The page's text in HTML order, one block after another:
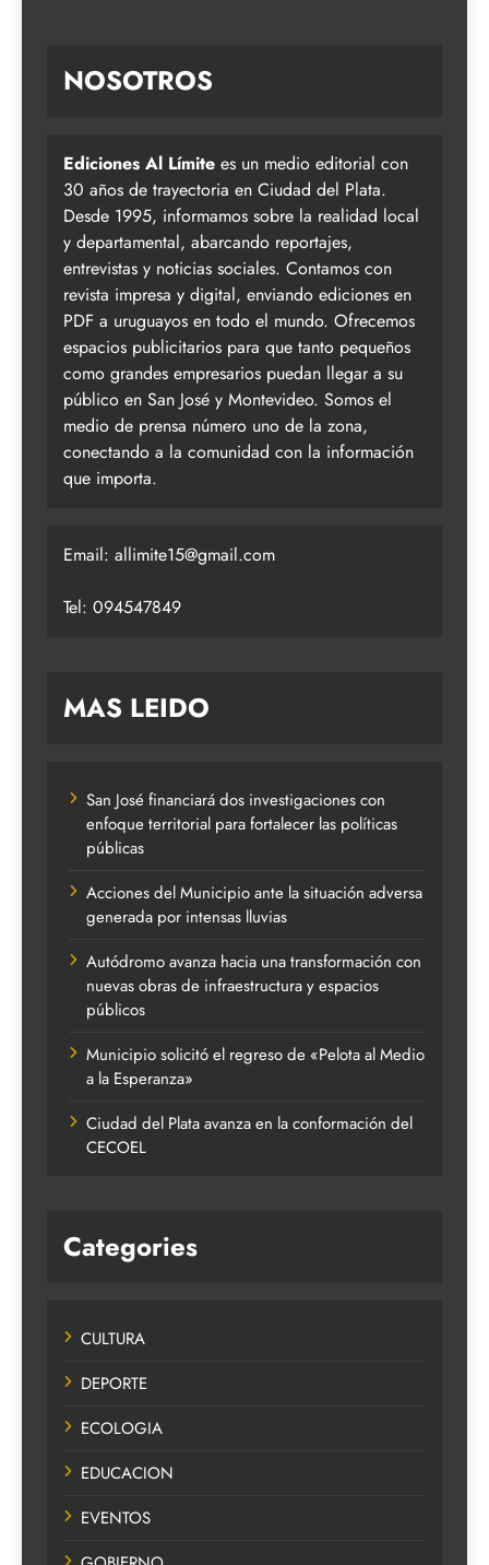
NOSOTROS
Ediciones Al Límite es un medio editorial con
30 años de trayectoria en Ciudad del Plata.
Desde 1995, informamos sobre la realidad local
y departamental, abarcando reportajes,
entrevistas y noticias sociales. Contamos con
revista impresa y digital, enviando ediciones en
PDF a uruguayos en todo el mundo. Ofrecemos
espacios publicitarios para que tanto pequeños
como grandes empresarios puedan llegar a su
público en San José y Montevideo. Somos el
medio de prensa número uno de la zona,
conectando a la comunidad con la información
que importa.
Email: allimite15@gmail.com
Tel: 094547849
MAS LEIDO
San José financiará dos investigaciones con
enfoque territorial para fortalecer las políticas
públicas
Acciones del Municipio ante la situación adversa
generada por intensas lluvias
Autódromo avanza hacia una transformación con
nuevas obras de infraestructura y espacios
públicos
Municipio solicitó el regreso de «Pelota al Medio
a la Esperanza»
Ciudad del Plata avanza en la conformación del
CECOEL
Categories
CULTURA
DEPORTE
ECOLOGIA
EDUCACION
EVENTOS